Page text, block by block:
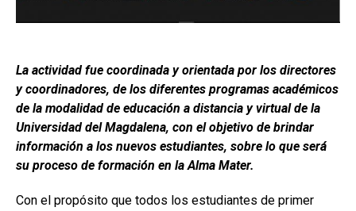
La actividad fue coordinada y orientada por los directores
y coordinadores, de los diferentes programas académicos
de la modalidad de educación a distancia y virtual de la
Universidad del Magdalena, con el objetivo de brindar
información a los nuevos estudiantes, sobre lo que será
su proceso de formación en la Alma Mater.
Con el propósito que todos los estudiantes de primer